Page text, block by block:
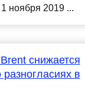
ноября 2019 ...
снижается
разногласиях в